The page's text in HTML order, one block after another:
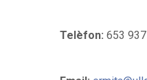
Telèfon: 653